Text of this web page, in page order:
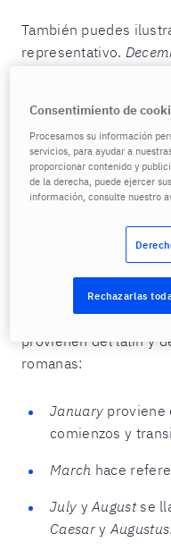
También puedes
representativo.
Cambiar el idioma
inglés también te
estarás reforzando
vocabulario sin darte
Otra forma de
origen de los
su historia hace que
más interesantes de
provienen del latín y
romanas:
January
comienzos y
March hace
July yAugustse
Caesary Augustus.
Consentimiento de
Procesamos su información
servicios, para ayudar a
proporcionar contenido y
de la derecha, puede ejercer
información, consulte nuestro
Rechazarlas